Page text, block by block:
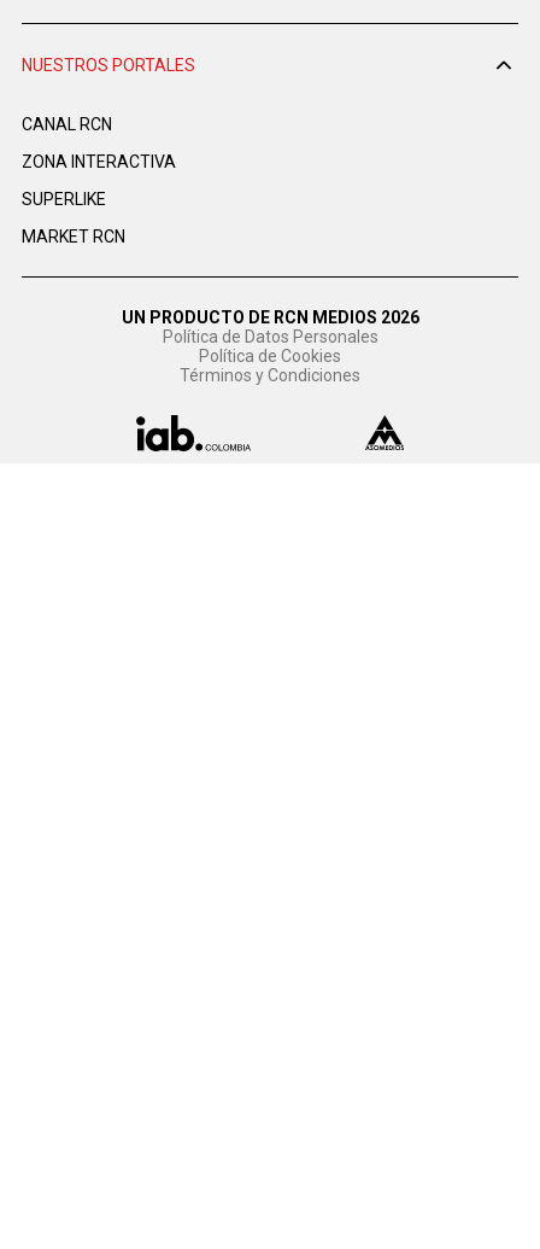
NUESTROS PORTALES
CANAL RCN
ZONA INTERACTIVA
SUPERLIKE
MARKET RCN
UN PRODUCTO DE RCN MEDIOS 2026
Política de Datos Personales
Política de Cookies
Términos y Condiciones